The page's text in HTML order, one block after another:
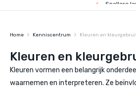
Anythings KERN assortiment
Anythings OVERIG assortiment
Pagina's
Snellere
Home Kenniscentrum Kleuren en
Kleuren en
Kleuren vormen een belangrijk
waarnemen en interpreteren. Ze